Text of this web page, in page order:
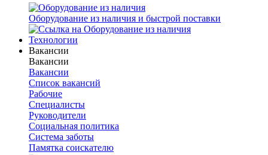
Оборудование из наличия и быстрой поставки
Технологии
Вакансии
Вакансии
Вакансии
Список вакансий
Рабочие
Специалисты
Руководители
Cоциальная политика
Система заботы
Памятка соискателю